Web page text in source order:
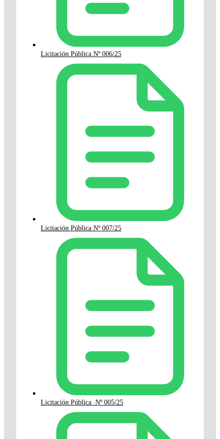
Licitación Pública Nº 006/25
Licitación Pública Nº 007/25
Licitación Pública Nº 005/25